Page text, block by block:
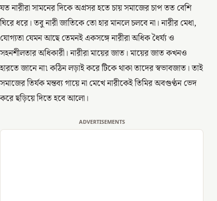
যত নারীরা সামনের দিকে অগ্রসর হতে চায় সমাজের চাপ তত বেশি
ঘিরে ধরে। তবু নারী জাতিকে তো হার মানলে চলবে না। নারীর মেধা,
যোগ্যতা যেমন আছে তেমনই একসঙ্গে নারীরা অধিক ধৈর্য্য ও
সহনশীলতার অধিকারী। নারীরা মায়ের জাত। মায়ের জাত কখনও
হারতে জানে না৷ কঠিন লড়াই করে টিকে থাকা তাদের স্বভাবজাত। তাই
সমাজের তির্যক মন্তব্য গায়ে না মেখে নারীকেই তিমির অবগুণ্ঠন ভেদ
করে ছড়িয়ে দিতে হবে আলো।
ADVERTISEMENTS